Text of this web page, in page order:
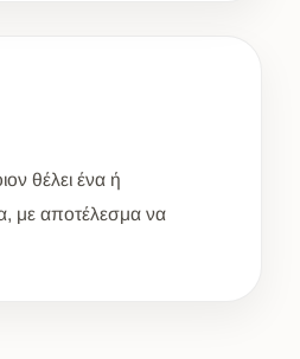
θέλει ένα ή
με αποτέλεσμα να